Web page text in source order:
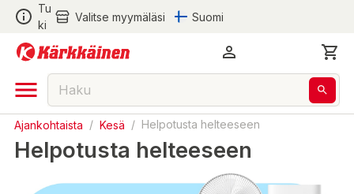
Tu
ki
Valitse myymäläsi Suomi
Ajankohtaista / Kesä / Helpotusta helteeseen
Helpotusta helteeseen